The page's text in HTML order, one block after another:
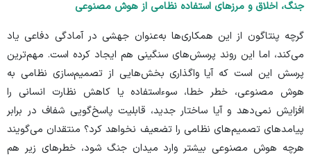
جنگ، اخلاق و مرز‌های استفاده نظامی از هوش مصنوعی
گرچه پنتاگون از این همکاری‌ها به‌عنوان جهشی در آمادگی دفاعی یاد
می‌کند، اما این روند پرسش‌های سنگینی هم ایجاد کرده است. مهم‌ترین
پرسش این است که آیا واگذاری بخش‌هایی از تصمیم‌سازی نظامی به
هوش مصنوعی، خطر خطا، سوءاستفاده یا کاهش نظارت انسانی را
افزایش نمی‌دهد و آیا ساختار جدید، قابلیت پاسخ‌گویی شفاف در برابر
پیامد‌های تصمیم‌های نظامی را تضعیف نخواهد کرد؟ منتقدان می‌گویند
هرچه هوش مصنوعی بیشتر وارد میدان جنگ شود، خطر‌های زیر هم